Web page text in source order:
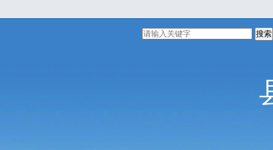
搜索